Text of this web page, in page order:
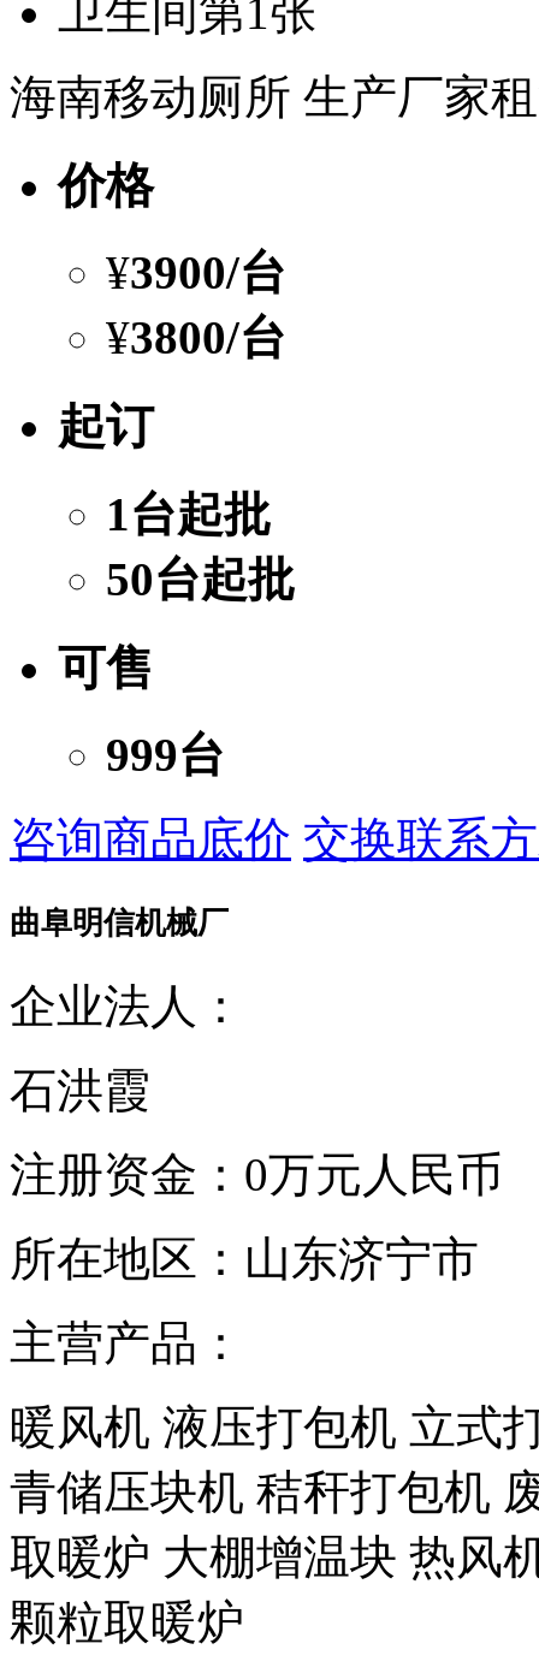
海南移动厕所 生产厂家
价格
¥3900/台
¥3800/台
起订
1台起批
50台起批
可售
999台
咨询商品底价 交换联系
曲阜明信机械厂
企业法人：
石洪霞
注册资金： 0万元人民币
所在地区： 山东济宁市
主营产品：
暖风机 液压打包机 立式
青储压块机 秸秆打包机
取暖炉 大棚增温块 热风
颗粒取暖炉